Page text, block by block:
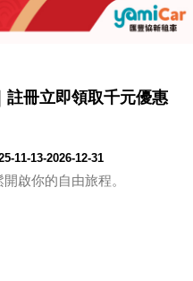
註冊立即領取千元優惠
11-13-2026-12-31
啟你的自由旅程。